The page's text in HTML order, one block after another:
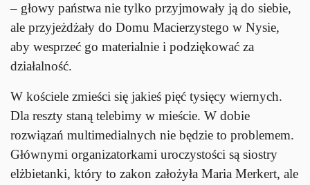
– głowy państwa nie tylko przyjmowały ją do siebie,
ale przyjeżdżały do Domu Macierzystego w Nysie,
aby wesprzeć go materialnie i podziękować za
działalność.
W kościele zmieści się jakieś pięć tysięcy wiernych.
Dla reszty staną telebimy w mieście. W dobie
rozwiązań multimedialnych nie będzie to problemem.
Głównymi organizatorkami uroczystości są siostry
elżbietanki, który to zakon założyła Maria Merkert, ale